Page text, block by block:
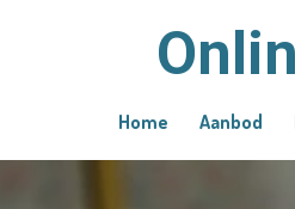
Home Aanbod